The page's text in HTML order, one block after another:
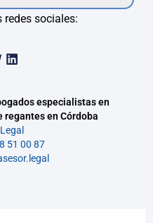
redes sociales:
especialistas en
en Córdoba
51 00 87